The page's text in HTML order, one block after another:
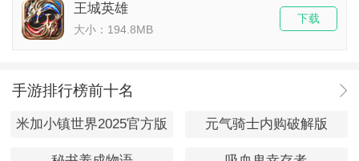
王城英雄
大小：194.8MB
下载
手游排行榜前十名
米加小镇世界2025官方版 元气骑士内购破解版